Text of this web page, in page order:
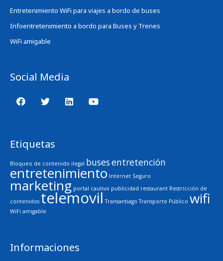
Entretenimiento WiFi para viajes a bordo de buses
Infoentretenimiento a bordo para Buses y Trenes
WiFi amigable
Social Media
Etiquetas
Bloqueo de contenido ilegal busesentretención
entretenimiento Internet Seguro
marketing portal cautivo publicidad restaurant Restricción de
contenidos telemovil Transantiago Transporte Público wifi
WiFi amigable
Informaciones